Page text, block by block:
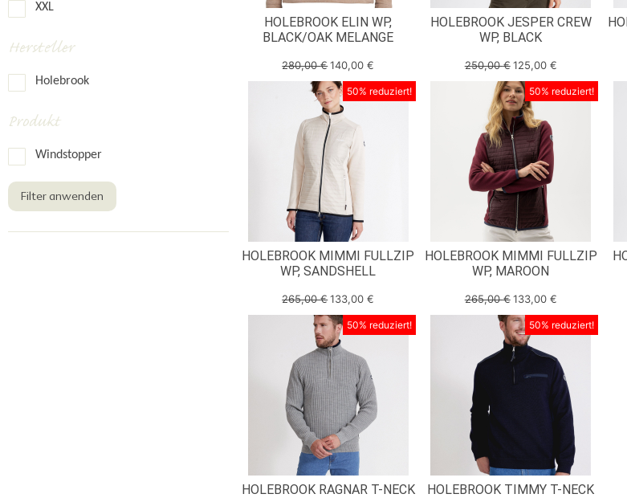
XXL
Hersteller
Holebrook
Produkt
Windstopper
Filter anwenden
HOLEBROOK ELIN WP,
BLACK/OAK MELANGE
280,00€140,00€
HOLEBROOK JESPER CREW
WP, BLACK
250,00€ 125,00 €
50% reduziert!
HOLEBROOK MIMMI FULLZIP
WP, SANDSHELL
265,00€133,00€
50% reduziert!
HOLEBROOK MIMMI FULLZIP
WP, MAROON
265,00€ 133,00 €
50% reduziert!
HOLEBROOK RAGNAR T-NECK
50% reduziert!
HOLEBROOK TIMMY T-NECK